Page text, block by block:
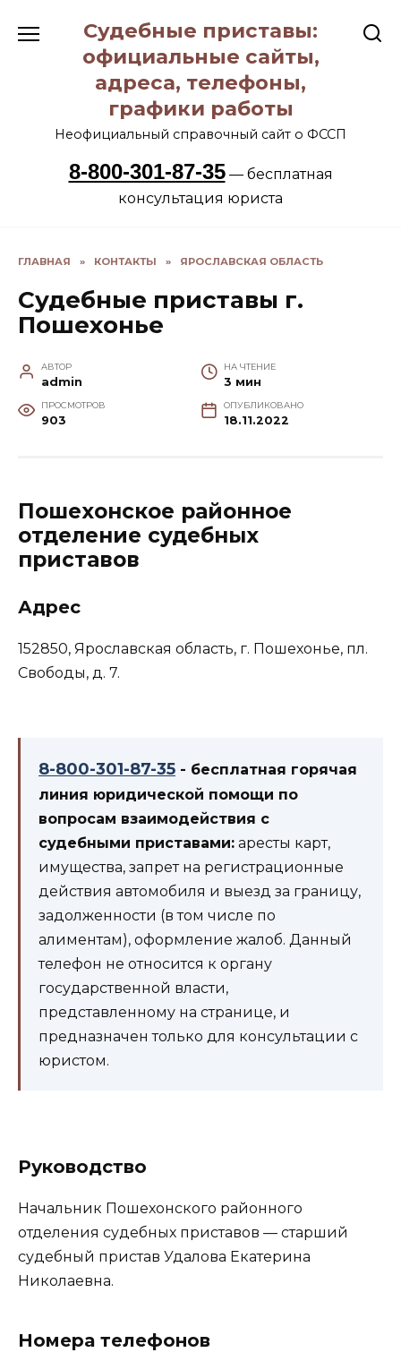
содержанию
Судебные приставы:
официальные сайты,
адреса, телефоны,
графики работы
Неофициальный справочный сайт о ФССП
8-800-301-87-35— бесплатная
консультация юриста
ГЛАВНАЯ » КОНТАКТЫ » ЯРОСЛАВСКАЯ ОБЛАСТЬ
Судебные приставы г.
Пошехонье
АВТОР
admin
НА ЧТЕНИЕ
3 мин
ПРОСМОТРОВ
903
ОПУБЛИКОВАНО
18.11.2022
Пошехонское районное
отделение судебных
приставов
Адрес
152850, Ярославская область, г. Пошехонье, пл.
Свободы, д. 7.
8-800-301-87-35 - бесплатная горячая
линия юридической помощи по
вопросам взаимодействия с
судебными приставами: аресты карт,
имущества, запрет на регистрационные
действия автомобиля и выезд за границу,
задолженности (в том числе по
алиментам), оформление жалоб. Данный
телефон не относится к органу
государственной власти,
представленному на странице, и
предназначен только для консультации с
юристом.
Руководство
Начальник Пошехонского районного
отделения судебных приставов — старший
судебный пристав Удалова Екатерина
Николаевна.
Номера телефонов